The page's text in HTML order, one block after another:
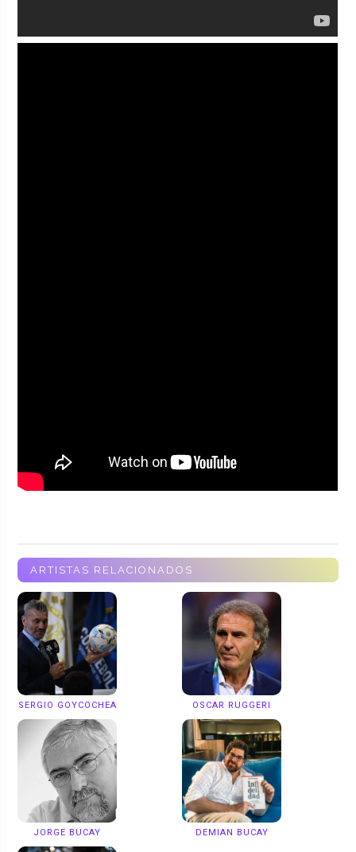
ARTISTAS RELACIONADOS
SERGIO GOYCOCHEA OSCAR RUGGERI
JORGE BUCAY DEMIAN BUCAY